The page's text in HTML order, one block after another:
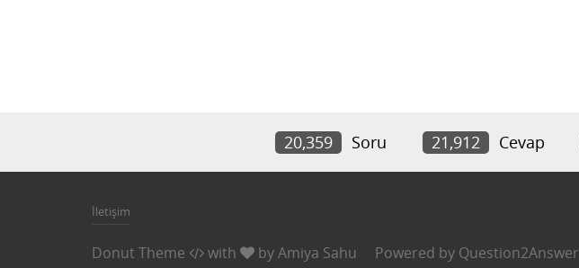
20,359 Soru 21,912 Cevap
İletişim
Donut Theme with byAmiya Sahu Powered by Question2Answer